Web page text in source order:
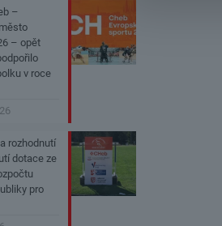
–
– opět
v roce
rozhodnutí
dotace ze
pro